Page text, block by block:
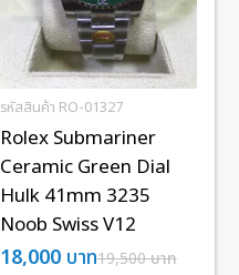
รหัสสินค้า RO-01327
Rolex Submariner
Ceramic Green Dial
Hulk 41mm 3235
Noob Swiss V12
19,500บาท
18,000 บาท